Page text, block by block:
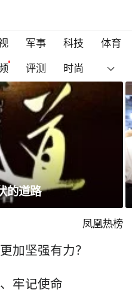
军事 科技
体育
评测 时尚
卡点，与游客交流
凤凰热榜
加坚强有力？
牢记使命